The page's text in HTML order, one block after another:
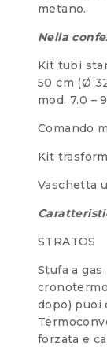
metano.
Nella
Kit tubi
50 cm (Ø
mod. 7.0 –
Comando
Kit
Vaschetta
STRATOS
Stufa a
dopo) puoi
forzata e